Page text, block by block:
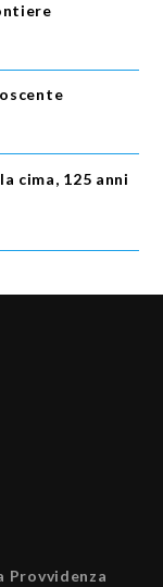
cima, 125 anni
Provvidenza